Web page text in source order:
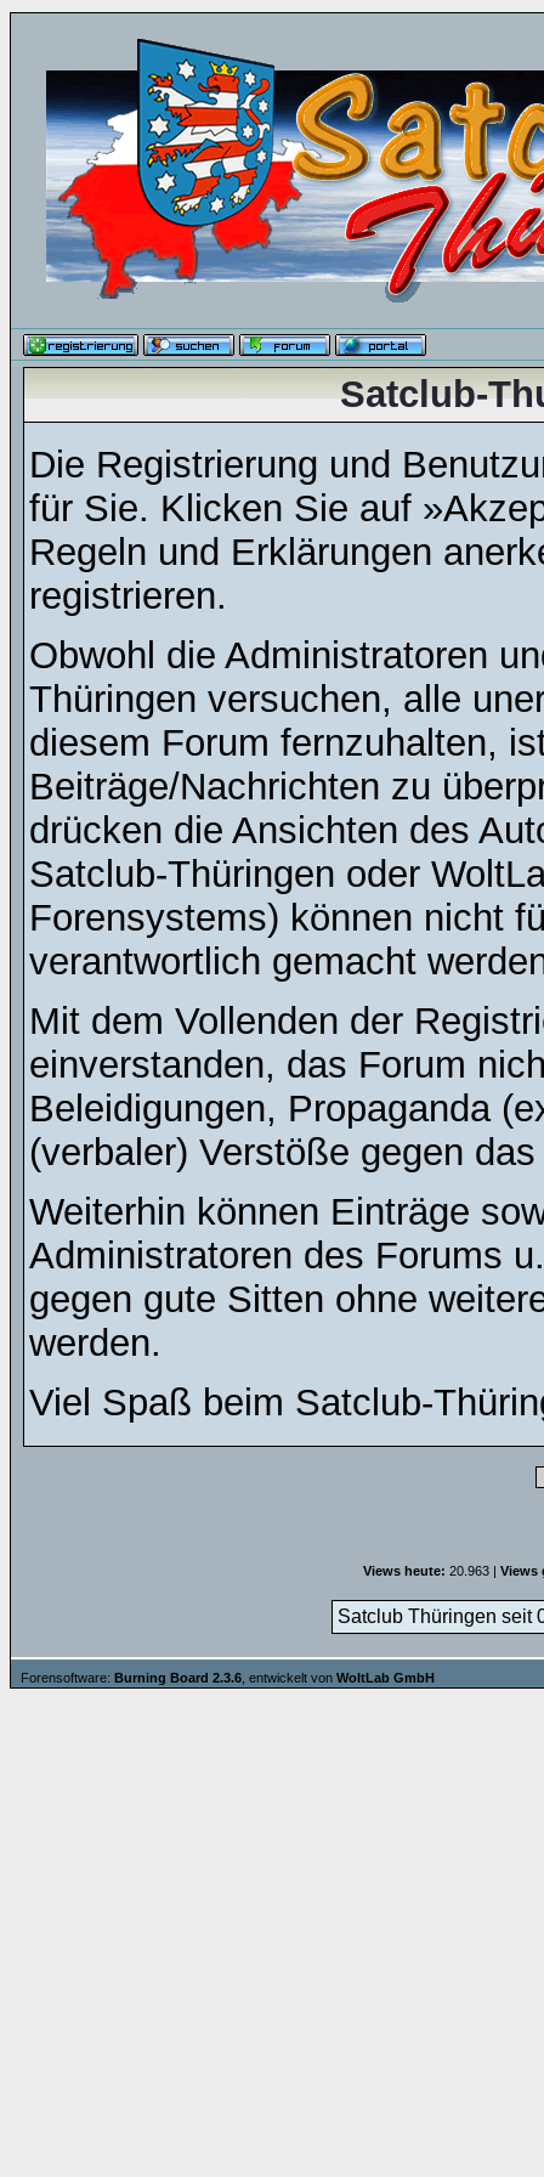
Satclub-
Die Registrierung und
für Sie. Klicken Sie auf
Regeln und Erklärungen
registrieren.
Obwohl die Administratoren
Thüringen versuchen, alle
diesem Forum fernzuhalten,
Beiträge/Nachrichten zu
drücken die Ansichten des
Satclub-Thüringen oder
Forensystems) können nicht
verantwortlich gemacht
Mit dem Vollenden der
einverstanden, das Forum
Beleidigungen, Propaganda
(verbaler) Verstöße gegen
Weiterhin können Einträge
Administratoren des Forums
gegen gute Sitten ohne
werden.
Viel Spaß beim Satclub-
Views heute: 20.963 | Views
Satclub Thüringen seit
Forensoftware: Burning Board 2.3.6 , entwickelt von WoltLab GmbH